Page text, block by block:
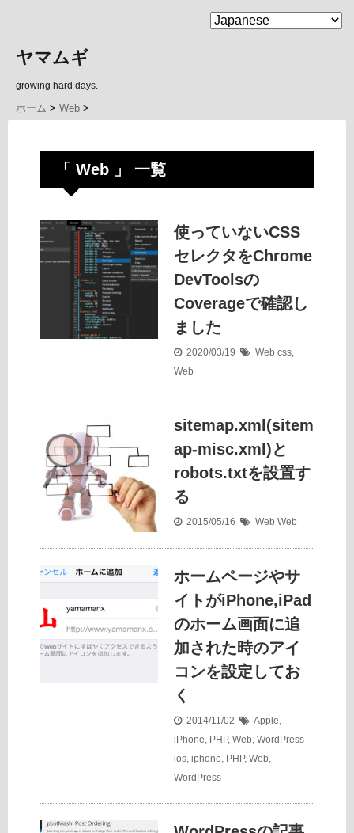
MENU
ヤマムギ
growing hard days.
ホーム > Web >
「 Web 」 一覧
使っていないCSS
セレクタをChrome
DevToolsの
Coverageで確認し
ました
2020/03/19 Web css,
Web
sitemap.xml(sitem
ap-misc.xml)と
robots.txtを設置す
る
2015/05/16 Web Web
ホームページやサ
イトがiPhone,iPad
のホーム画面に追
加された時のアイ
コンを設定してお
く
2014/11/02 Apple,
iPhone, PHP, Web, WordPress
ios, iphone, PHP, Web,
WordPress